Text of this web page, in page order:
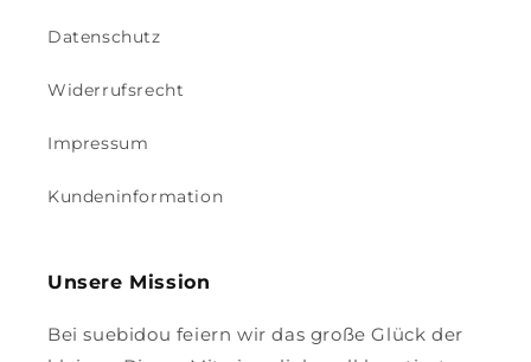
Datenschutz
Widerrufsrecht
Impressum
Kundeninformation
Unsere Mission
Bei suebidou feiern wir das große Glück der